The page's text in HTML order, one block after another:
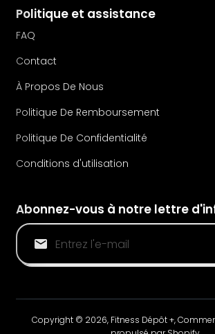
Politique et assistance
FAQ
Contact
À Propos De Nous
Politique De Remboursement
Politique De Confidentialité
Conditions d'utilisation
Abonnez-vous à notre lettre
Copyright © 2026, Fitness Dépôt +,